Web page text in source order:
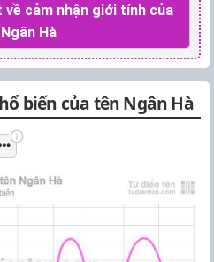
cảm nhận giới tính của
Hà
biến của tên Ngân Hà